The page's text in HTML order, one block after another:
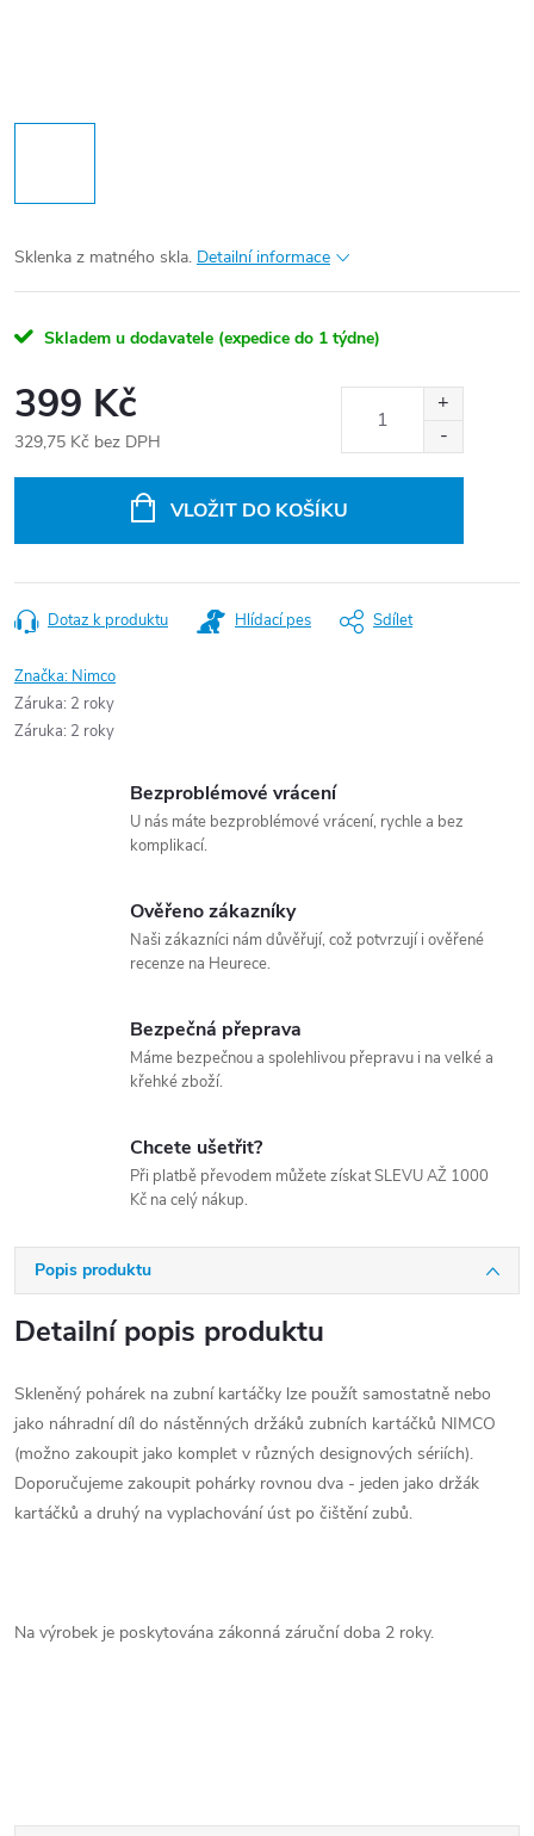
Sklenka z matného skla. Detailní informace
Skladem u dodavatele (expedice do 1 týdne)
399 Kč
329,75 Kč bez DPH
VLOŽIT DO KOŠÍKU
Dotaz k produktu Hlídací pes Sdílet
Značka: Nimco
Záruka: 2 roky
Záruka: 2 roky
Bezproblémové vrácení
U nás máte bezproblémové vrácení, rychle a bez
komplikací.
Ověřeno zákazníky
Naši zákazníci nám důvěřují, což potvrzují i ověřené
recenze na Heurece.
Bezpečná přeprava
Máme bezpečnou a spolehlivou přepravu i na velké a
křehké zboží.
Chcete ušetřit?
Při platbě převodem můžete získat SLEVU AŽ 1000
Kč na celý nákup.
Popis produktu
Detailní popis produktu
Skleněný pohárek na zubní kartáčky lze použít samostatně nebo
jako náhradní díl do nástěnných držáků zubních kartáčků NIMCO
(možno zakoupit jako komplet v různých designových sériích).
Doporučujeme zakoupit pohárky rovnou dva - jeden jako držák
kartáčků a druhý na vyplachování úst po čištění zubů.
Na výrobek je poskytována zákonná záruční doba 2 roky.